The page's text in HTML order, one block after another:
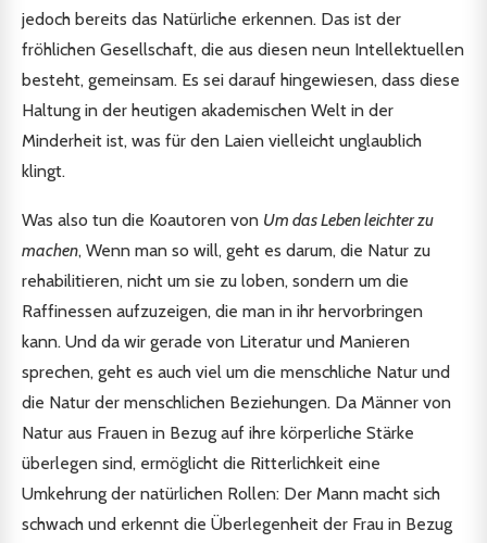
jedoch bereits das Natürliche erkennen. Das ist der
fröhlichen Gesellschaft, die aus diesen neun Intellektuellen
besteht, gemeinsam. Es sei darauf hingewiesen, dass diese
Haltung in der heutigen akademischen Welt in der
Minderheit ist, was für den Laien vielleicht unglaublich
klingt.
Was also tun die Koautoren von Um das Leben leichter zu
machen, Wenn man so will, geht es darum, die Natur zu
rehabilitieren, nicht um sie zu loben, sondern um die
Raffinessen aufzuzeigen, die man in ihr hervorbringen
kann. Und da wir gerade von Literatur und Manieren
sprechen, geht es auch viel um die menschliche Natur und
die Natur der menschlichen Beziehungen. Da Männer von
Natur aus Frauen in Bezug auf ihre körperliche Stärke
überlegen sind, ermöglicht die Ritterlichkeit eine
Umkehrung der natürlichen Rollen: Der Mann macht sich
schwach und erkennt die Überlegenheit der Frau in Bezug